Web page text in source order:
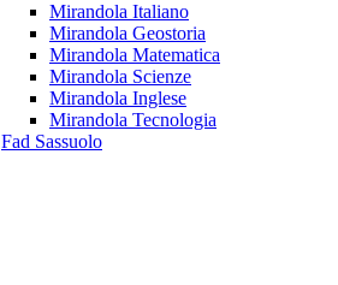
Mirandola Italiano
Mirandola Geostoria
Mirandola Matematica
Mirandola Scienze
Mirandola Inglese
Mirandola Tecnologia
Fad Sassuolo